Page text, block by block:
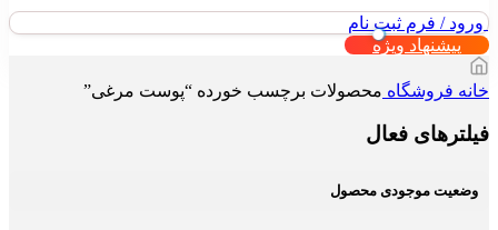
ورود / فرم ثبت نام
پیشنهاد ویژه
خانه فروشگاه محصولات برچسب خورده “پوست مرغی”
فیلترهای فعال
وضعیت موجودی محصول